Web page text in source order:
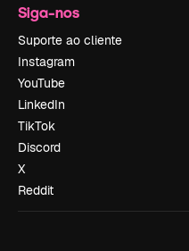
Siga-nos
Suporte ao cliente
Instagram
YouTube
LinkedIn
TikTok
Discord
X
Reddit